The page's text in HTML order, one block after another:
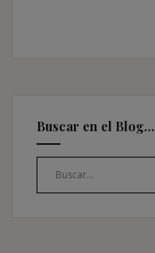
Buscar en el Blog…